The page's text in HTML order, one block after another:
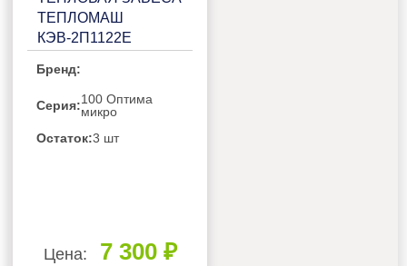
ТЕПЛОМАШ
КЭВ-2П1122E
Бренд:
Серия:100 Оптима
микро
Остаток:3 шт
Цена: 7 300 ₽